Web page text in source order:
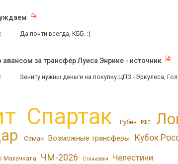
Да почти всегда, КББ. :(
за трансфер Луиса Энрике - источник
Зениту нужны деньги на покупку ЦПЗ - Эркулеса,
Спартак Рубин РФС
Семак Возможные трансферы Кубок
Махачкала ЧМ-2026 Станкович Челестини